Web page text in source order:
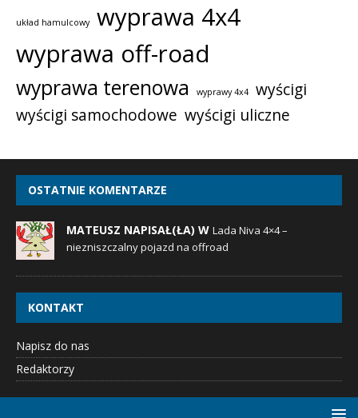
układ hamulcowy
wyprawa 4x4
wyprawa off-road
wyprawa terenowa wyprawy 4x4
wyścigi
wyścigi samochodowe wyścigi uliczne
OSTATNIE KOMENTARZE
MATEUSZ NAPISAŁ(ŁA) W Lada Niva 4×4 –
niezniszczalny pojazd na offroad
KONTAKT
Napisz do nas
Redaktorzy